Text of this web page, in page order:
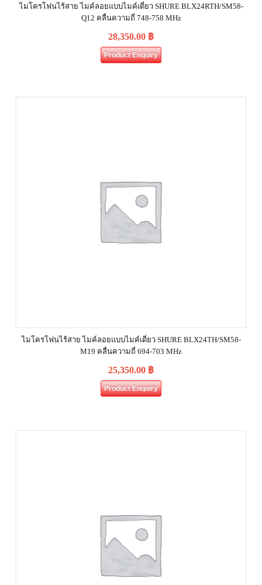
ไมโครโฟนไร้สาย ไมค์ลอยแบบไมค์เดี่ยว SHURE BLX24RTH/SM58-
Q12 คลื่นความถี่ 748-758 MHz
28,350.00 ฿
Product Enquiry
ไมโครโฟนไร้สาย ไมค์ลอยแบบไมค์เดี่ยว SHURE BLX24TH/SM58-
M19 คลื่นความถี่ 694-703 MHz
25,350.00 ฿
Product Enquiry